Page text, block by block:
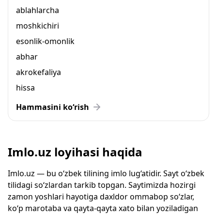
ablahlarcha
moshkichiri
esonlik-omonlik
abhar
akrokefaliya
hissa
Hammasini ko‘rish
Imlo.uz loyihasi haqida
Imlo.uz — bu o‘zbek tilining imlo lug‘atidir. Sayt o‘zbek
tilidagi so‘zlardan tarkib topgan. Saytimizda hozirgi
zamon yoshlari hayotiga daxldor ommabop so‘zlar,
ko‘p marotaba va qayta-qayta xato bilan yoziladigan